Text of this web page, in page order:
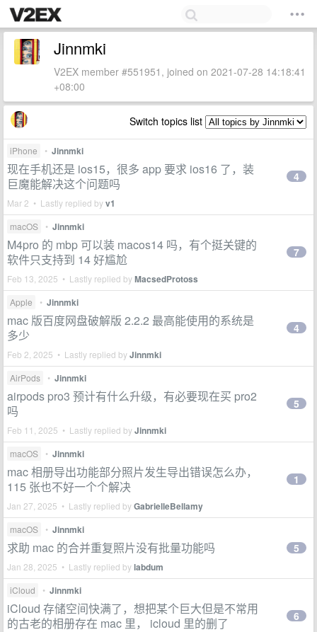
Jinnmki
V2EX member #551951, joined on 2021-07-28 14:18:41
+08:00
Switch topics list
iPhone • Jinnmki
现在手机还是 ios15，很多 app 要求 ios16 了，装
巨魔能解决这个问题吗
Mar 2 • Lastly replied byv1
4
macOS • Jinnmki
M4pro 的 mbp 可以装 macos14 吗，有个挺关键的
软件只支持到 14 好尴尬
Feb 13, 2025 • Lastly replied byMacsedProtoss
7
Apple • Jinnmki
mac 版百度网盘破解版 2.2.2 最高能使用的系统是
多少
Feb 2, 2025 • Lastly replied byJinnmki
4
AirPods • Jinnmki
airpods pro3 预计有什么升级，有必要现在买 pro2
吗
Feb 11, 2025 • Lastly replied byJinnmki
5
macOS • Jinnmki
mac 相册导出功能部分照片发生导出错误怎么办，
115 张也不好一个个解决
Jan 27, 2025 • Lastly replied byGabrielleBellamy
1
macOS • Jinnmki
求助 mac 的合并重复照片没有批量功能吗
Jan 28, 2025 • Lastly replied bylabdum
5
iCloud • Jinnmki
iCloud 存储空间快满了，想把某个巨大但是不常用
的古老的相册存在 mac 里， icloud 里的删了
6